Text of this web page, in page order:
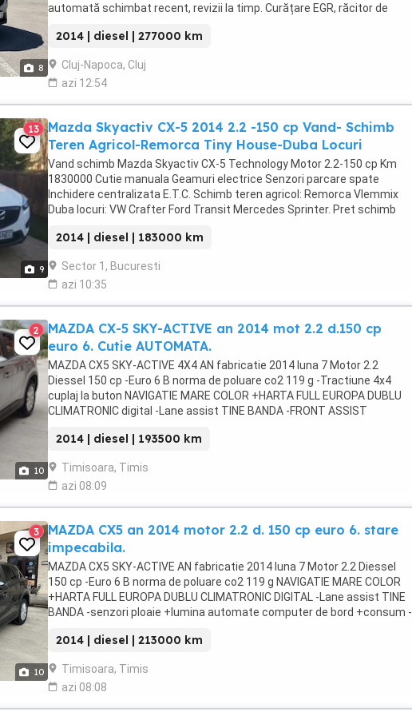
8
automată schimbat recent, revizii la timp. Curățare EGR, răcitor de
2014 | diesel | 277000 km
Cluj-Napoca, Cluj
azi 12:54
9
13
Mazda Skyactiv CX-5 2014 2.2 -150 cp Vand- Schimb
Teren Agricol-Remorca Tiny House-Duba Locuri
Vand schimb Mazda Skyactiv CX-5 Technology Motor 2.2-150 cp Km
1830000 Cutie manuala Geamuri electrice Senzori parcare spate
Inchidere centralizata E.T.C. Schimb teren agricol: Remorca Vlemmix
Duba locuri: VW Crafter Ford Transit Mercedes Sprinter. Pret schimb
2014 | diesel | 183000 km
Sector 1, Bucuresti
azi 10:35
10
2
MAZDA CX-5 SKY-ACTIVE an 2014 mot 2.2 d.150 cp
euro 6. Cutie AUTOMATA.
MAZDA CX5 SKY-ACTIVE 4X4 AN fabricatie 2014 luna 7 Motor 2.2
Diessel 150 cp -Euro 6 B norma de poluare co2 119 g -Tractiune 4x4
cuplaj la buton NAVIGATIE MARE COLOR +HARTA FULL EUROPA DUBLU
CLIMATRONIC digital -Lane assist TINE BANDA -FRONT ASSIST
2014 | diesel | 193500 km
Timisoara, Timis
azi 08:09
10
3
MAZDA CX5 an 2014 motor 2.2 d. 150 cp euro 6. stare
impecabila.
MAZDA CX5 SKY-ACTIVE AN fabricatie 2014 luna 7 Motor 2.2 Diessel
150 cp -Euro 6 B norma de poluare co2 119 g NAVIGATIE MARE COLOR
+HARTA FULL EUROPA DUBLU CLIMATRONIC DIGITAL -Lane assist TINE
BANDA -senzori ploaie +lumina automate computer de bord +consum -
2014 | diesel | 213000 km
Timisoara, Timis
azi 08:08